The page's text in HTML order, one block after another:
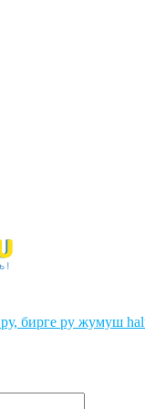
бирге ру жумуш